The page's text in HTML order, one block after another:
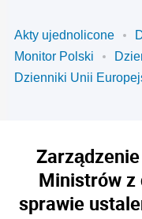
Akty ujednolicone
Monitor Polski
Dzienniki Unii
Ministrów z
sprawie